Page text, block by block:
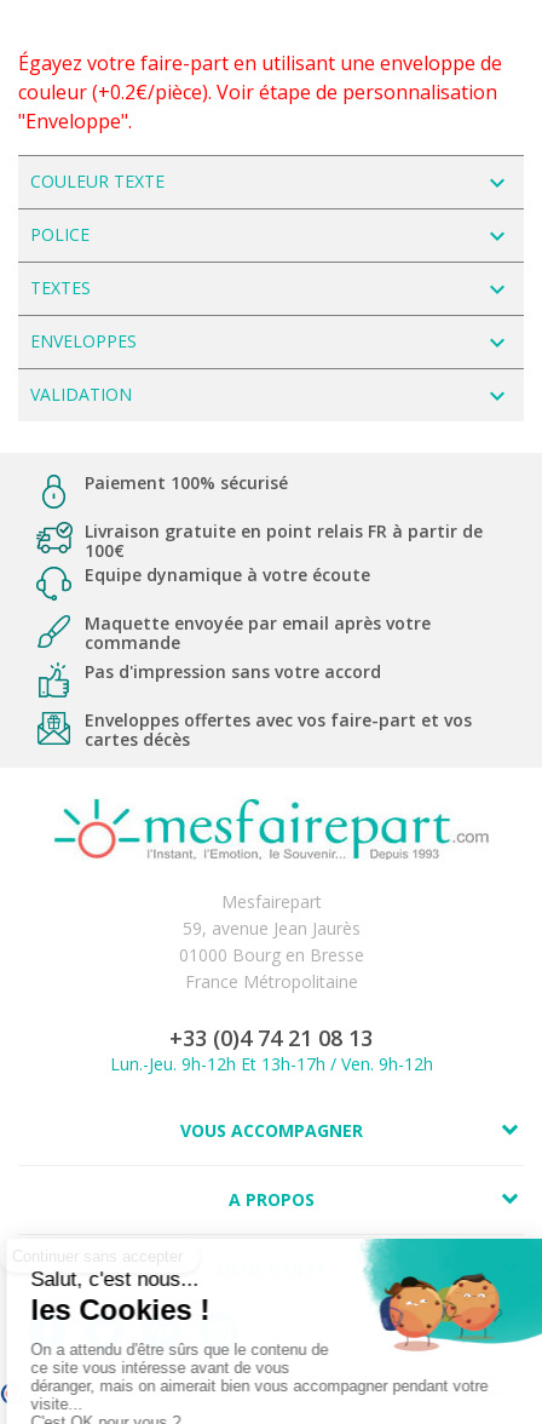
(1 avis)
Égayez votre faire-part en utilisant une enveloppe de
couleur (+0.2€/pièce). Voir étape de personnalisation
"Enveloppe".
COULEUR TEXTE navigate_next
POLICE navigate_next
TEXTES navigate_next
ENVELOPPES navigate_next
VALIDATION navigate_next
Paiement 100% sécurisé
Livraison gratuite en point relais FR à partir de
100€
Equipe dynamique à votre écoute
Maquette envoyée par email après votre
commande
Pas d'impression sans votre accord
Enveloppes offertes avec vos faire-part et vos
cartes décès
Mesfairepart
59, avenue Jean Jaurès
01000 Bourg en Bresse
France Métropolitaine
+33 (0)4 74 21 08 13
Lun.-Jeu. 9h-12h Et 13h-17h / Ven. 9h-12h
VOUS ACCOMPAGNER
A PROPOS
Marchand approuvé par la Société des Avis Garantis,cliquez ici pour